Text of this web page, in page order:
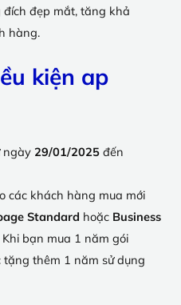
đẹp mắt, tăng khả
hàng.
kiện ap
ngày 29/01/2025đến
các khách hàng mua mới
Standard hoặc Business
bạn mua 1 năm gói
tặng thêm 1 năm sử dụng